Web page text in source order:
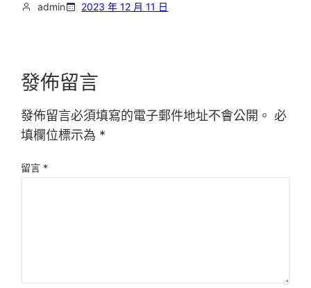
admin 2023 年 12 月 11 日
發佈留言
發佈留言必須填寫的電子郵件地址不會公開。 必
填欄位標示為 *
留言 *